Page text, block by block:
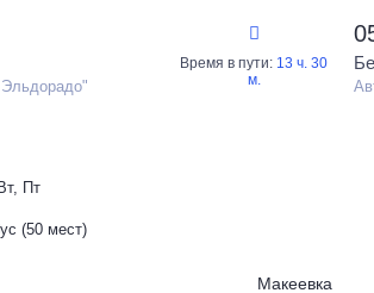
Время в пути: 13 ч. 30
м.
Вт, Пт
(50 мест)
Макеевка